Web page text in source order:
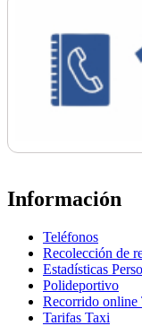
Información
Teléfonos
Recolección de
Estadísticas
Polideportivo
Recorrido online
Tarifas Taxi